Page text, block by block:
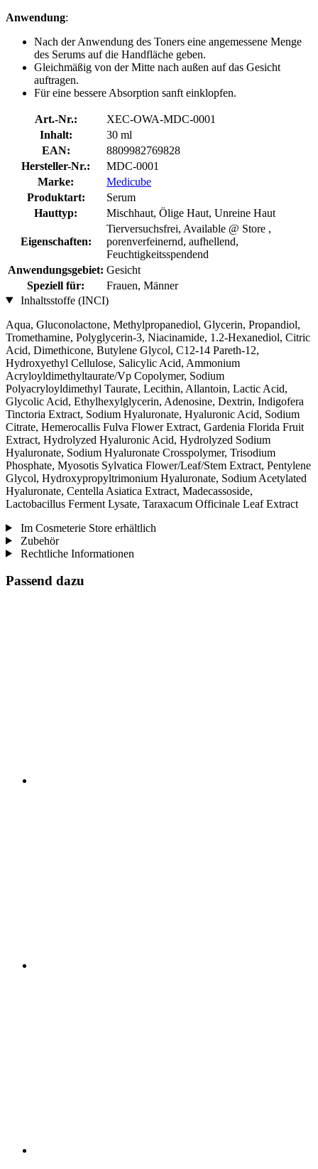
Anwendung:
Nach der Anwendung des Toners eine angemessene Menge
des Serums auf die Handfläche geben.
Gleichmäßig von der Mitte nach außen auf das Gesicht
auftragen.
Für eine bessere Absorption sanft einklopfen.
Art.-Nr.:
XEC-OWA-MDC-0001
Inhalt:
30 ml
EAN:
8809982769828
Hersteller-Nr.:
MDC-0001
Marke:
Medicube
Produktart:
Serum
Hauttyp:
Mischhaut, Ölige Haut, Unreine Haut
Eigenschaften:
Tierversuchsfrei, Available @ Store ,
porenverfeinernd, aufhellend,
Feuchtigkeitsspendend
Anwendungsgebiet: Gesicht
Speziell für:
Frauen, Männer
Inhaltsstoffe (INCI)
Aqua, Gluconolactone, Methylpropanediol, Glycerin, Propandiol,
Tromethamine, Polyglycerin-3, Niacinamide, 1.2-Hexanediol, Citric
Acid, Dimethicone, Butylene Glycol, C12-14 Pareth-12,
Hydroxyethyl Cellulose, Salicylic Acid, Ammonium
Acryloyldimethyltaurate/Vp Copolymer, Sodium
Polyacryloyldimethyl Taurate, Lecithin, Allantoin, Lactic Acid,
Glycolic Acid, Ethylhexylglycerin, Adenosine, Dextrin, Indigofera
Tinctoria Extract, Sodium Hyaluronate, Hyaluronic Acid, Sodium
Citrate, Hemerocallis Fulva Flower Extract, Gardenia Florida Fruit
Extract, Hydrolyzed Hyaluronic Acid, Hydrolyzed Sodium
Hyaluronate, Sodium Hyaluronate Crosspolymer, Trisodium
Phosphate, Myosotis Sylvatica Flower/Leaf/Stem Extract, Pentylene
Glycol, Hydroxypropyltrimonium Hyaluronate, Sodium Acetylated
Hyaluronate, Centella Asiatica Extract, Madecassoside,
Lactobacillus Ferment Lysate, Taraxacum Officinale Leaf Extract
Im Cosmeterie Store erhältlich
Zubehör
Rechtliche Informationen
Passend dazu